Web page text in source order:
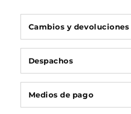
Cambios y devoluciones
Despachos
Medios de pago